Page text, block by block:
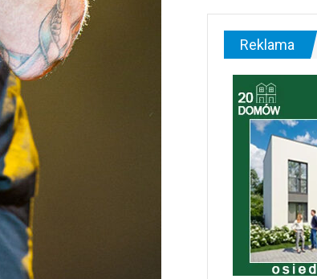
Reklama